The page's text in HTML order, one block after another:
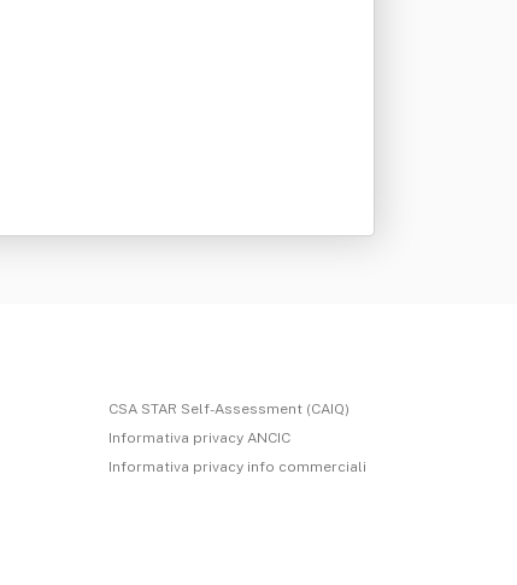
CSA STAR Self-Assessment (CAIQ)
Informativa privacy ANCIC
Informativa privacy info commerciali